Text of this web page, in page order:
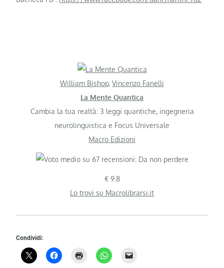
William Bishop, Vincenzo Fanelli
La Mente Quantica
Cambia la tua realtà: 3 leggi quantiche, ingegneria
neurolinguistica e Focus Universale
Macro Edizioni
€ 9.8
Lo trovi su Macrolibrarsi.it
Condividi: